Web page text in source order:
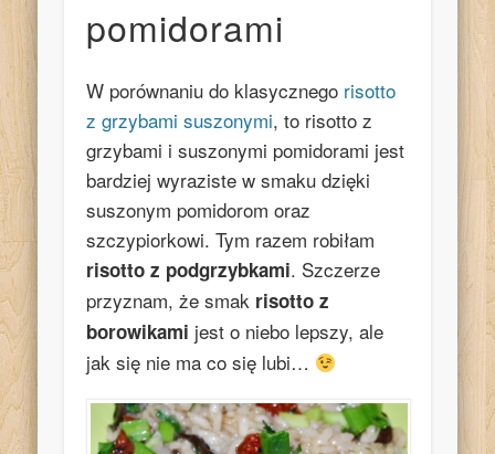
pomidorami
W porównaniu do klasycznego risotto
z grzybami suszonymi, to risotto z
grzybami i suszonymi pomidorami jest
bardziej wyraziste w smaku dzięki
suszonym pomidorom oraz
szczypiorkowi. Tym razem robiłam
risotto z podgrzybkami. Szczerze
przyznam, że smak risotto z
borowikami jest o niebo lepszy, ale
jak się nie ma co się lubi…